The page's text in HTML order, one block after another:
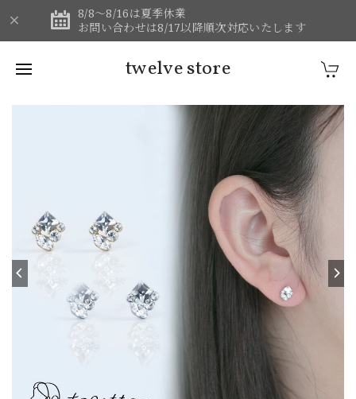
8/8～8/16は夏季休業
お問い合わせは8/17以降順次対応いたします
twelve store